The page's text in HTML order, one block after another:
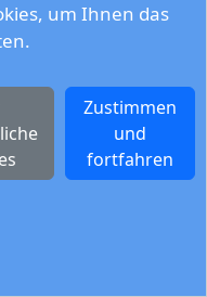
um Ihnen das
Zustimmen
und
fortfahren